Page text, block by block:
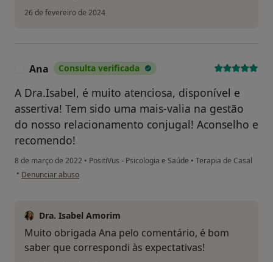
26 de fevereiro de 2024
Ana Consulta verificada
A Dra.Isabel, é muito atenciosa, disponível e
assertiva! Tem sido uma mais-valia na gestão
do nosso relacionamento conjugal! Aconselho e
recomendo!
8 de março de 2022 • PositiVus - Psicologia e Saúde • Terapia de Casal
• na opinião do utilizador Ana
Denunciar abuso
Dra. Isabel Amorim
Muito obrigada Ana pelo comentário, é bom
saber que correspondi às expectativas!